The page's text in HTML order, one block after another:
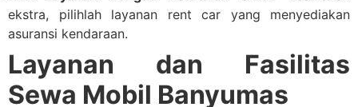
ekstra, pilihlah layanan rent car yang menyediakan
asuransi kendaraan.
Layanan dan Fasilitas
Sewa Mobil Banyumas